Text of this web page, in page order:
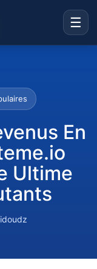
☰
En
Ultime